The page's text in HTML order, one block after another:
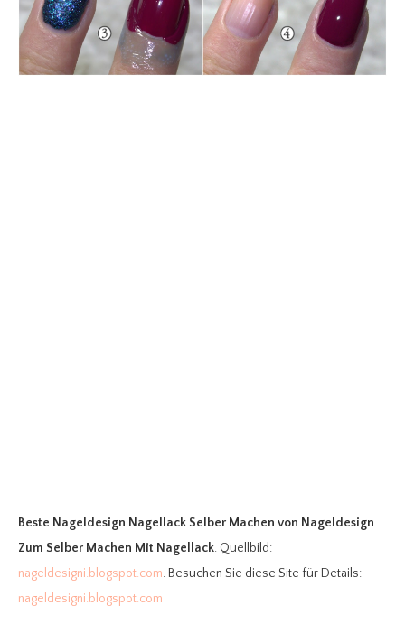
Beste Nageldesign Nagellack Selber Machen von Nageldesign
Zum Selber Machen Mit Nagellack. Quellbild:
nageldesigni.blogspot.com. Besuchen Sie diese Site für Details:
nageldesigni.blogspot.com